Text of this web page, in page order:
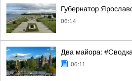
Губернатор
06:14
Два майора: #Сводка
06:11